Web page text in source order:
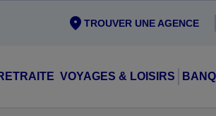
TROUVER UNE AGENCE
VOYAGES & LOISIRS